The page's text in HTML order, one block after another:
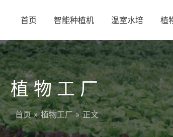
首页 智能种植机 温室水培 植
植物工厂
首页 »植物工厂» 正文